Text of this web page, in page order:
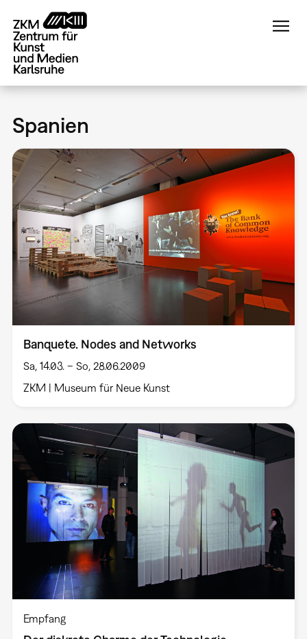
zum
Inhalt
Spanien
Banquete. Nodes and Networks
Sa, 14.03. – So, 28.06.2009
ZKM | Museum für Neue Kunst
Empfang